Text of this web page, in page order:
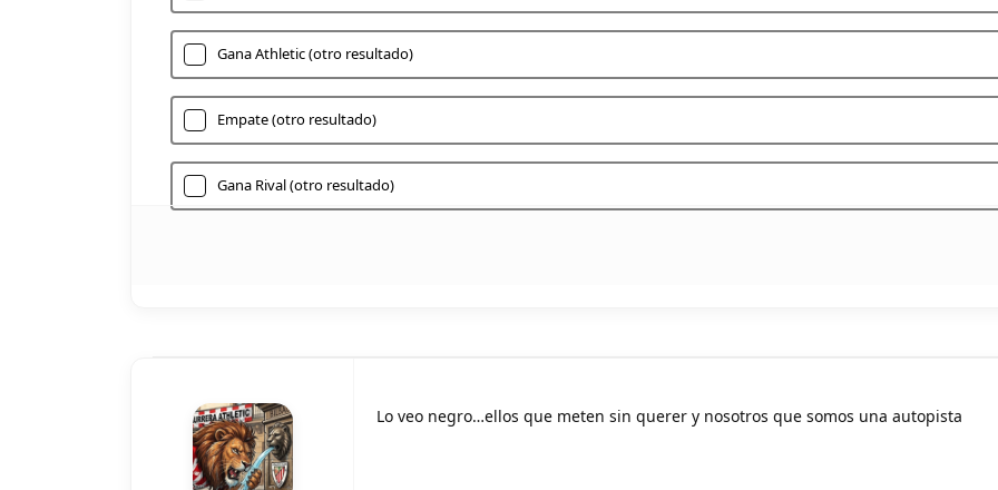
Gana Athletic (otro resultado)
Empate (otro resultado)
Gana Rival (otro resultado)
Lo veo negro…ellos que meten sin querer y nosotros que somos una autopista